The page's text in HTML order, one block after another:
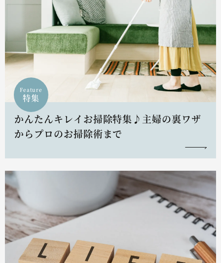
Feature
特集
かんたんキレイお掃除特集♪主婦の裏ワザ
からプロのお掃除術まで